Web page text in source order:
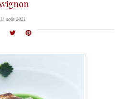
11 août 2021